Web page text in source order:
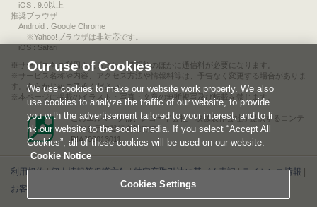
iOS : 9.0以上
推奨ブラウザ
Android : Google Chrome
※Yahoo!ブラウザは非対応です。
iOS : Safari
サービスをご利用されるには、情報料のほかに通信料が必要になります。
サービス名称や内容、アクセス方法や情報料等は、予告なく変更する場合がありま
す。あらかじめご了承ください。
本ページに掲載のイラスト・写真・文章の無断複写及び転載を禁じます。
このエルマークは、レコード会社・映像製作会社が提供するコンテ
ンツを示す登録商標です。
RIAJ00013011
利用規約|個人情報等保護方針|特定商取引法に基づく表記|ライセンス情報
お客様情報の外部送信について|Cookies Settings
Our use of Cookies
We use cookies to make our website work properly. We also
use cookies to analyze the traffic of our website, to provide
you with the advertisement tailored to your interest, and to li
nk our website to the social media. If you select “Accept All
Cookies”, all of these cookies will be used on our website.
Cookie Notice
Cookies Settings